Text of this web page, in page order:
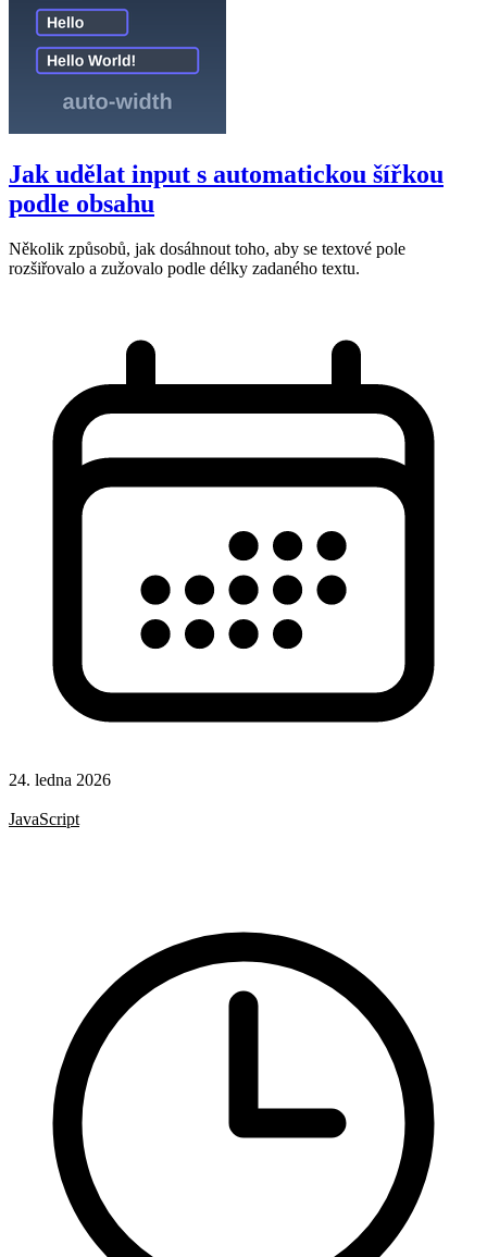
Jak udělat input s automatickou šířkou
podle obsahu
Několik způsobů, jak dosáhnout toho, aby se textové pole
rozšiřovalo a zužovalo podle délky zadaného textu.
24. ledna 2026
JavaScript